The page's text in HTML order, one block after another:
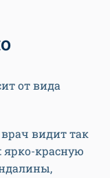
от вида
видит так
красную